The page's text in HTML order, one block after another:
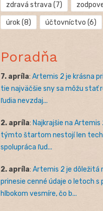
zdravá strava (7)
úrok(8) účtovníctvo (6)
Poradňa
7. apríla: Artemis 2 je krásna
tie najväčšie sny sa môžu stať
ľudia nevzdaj...
2. apríla: Najkrajšie na Artemis
týmto štartom nestojí len
spolupráca ľud...
2. apríla: Artemis 2 je dôležitá
prinesie cenné údaje o letoch s
hlbokom vesmíre, čo b...